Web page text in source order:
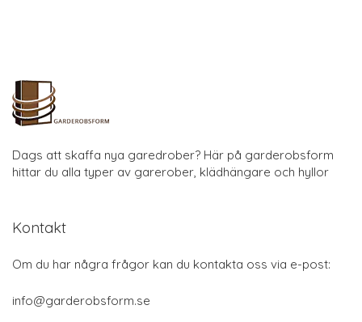
Dags att skaffa nya garedrober? Här på garderobsform
hittar du alla typer av garerober, klädhängare och hyllor
Kontakt
Om du har några frågor kan du kontakta oss via e-post:
info@garderobsform.se